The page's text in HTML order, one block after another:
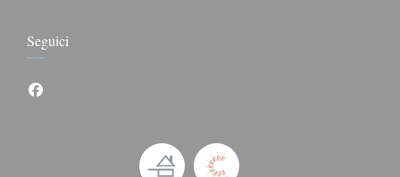
Seguici
Facebook ((apre una nuova finestra))